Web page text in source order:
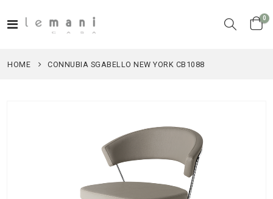
Toggle
Cart
0
HOME CONNUBIA SGABELLO NEW YORK CB1088